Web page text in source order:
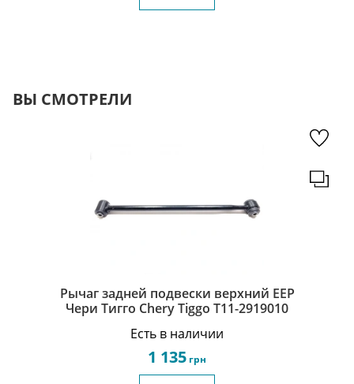
ВЫ СМОТРЕЛИ
Рычаг задней подвески верхний EEP
Чери Тигго Chery Tiggo T11-2919010
Есть в наличии
1 135 грн